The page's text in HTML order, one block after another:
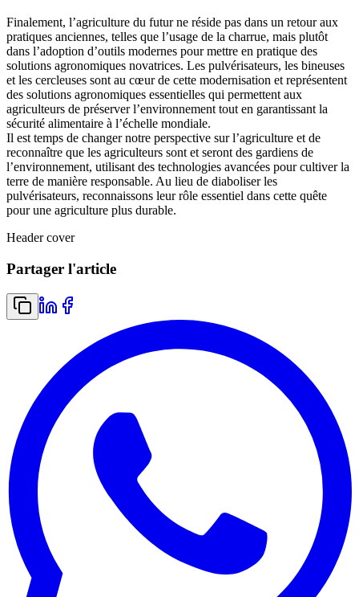
Finalement, l’agriculture du futur ne réside pas dans un retour aux
pratiques anciennes, telles que l’usage de la charrue, mais plutôt
dans l’adoption d’outils modernes pour mettre en pratique des
solutions agronomiques novatrices. Les pulvérisateurs, les bineuses
et les cercleuses sont au cœur de cette modernisation et représentent
des solutions agronomiques essentielles qui permettent aux
agriculteurs de préserver l’environnement tout en garantissant la
sécurité alimentaire à l’échelle mondiale.
Il est temps de changer notre perspective sur l’agriculture et de
reconnaître que les agriculteurs sont et seront des gardiens de
l’environnement, utilisant des technologies avancées pour cultiver la
terre de manière responsable. Au lieu de diaboliser les
pulvérisateurs, reconnaissons leur rôle essentiel dans cette quête
pour une agriculture plus durable.
Header cover
Partager l'article